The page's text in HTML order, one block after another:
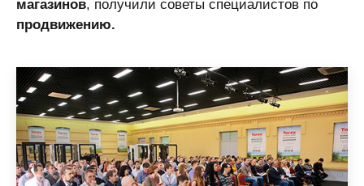
магазинов, получили советы специалистов по
продвижению.